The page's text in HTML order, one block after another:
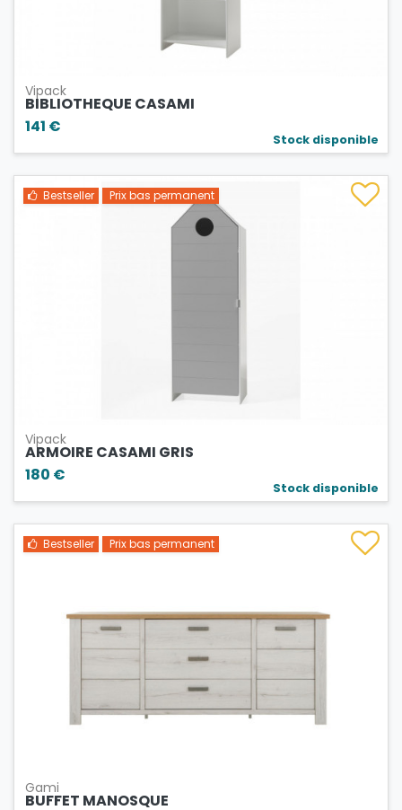
Vipack
BIBLIOTHEQUE CASAMI
141 €
Stock disponible
Bestseller Prix bas permanent
Vipack
ARMOIRE CASAMI GRIS
180 €
Stock disponible
Bestseller Prix bas permanent
Gami
BUFFET MANOSQUE